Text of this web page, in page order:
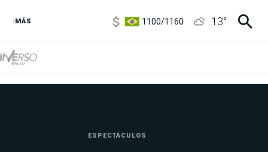
:MÁS
1100 /1160
13°
ESPECTÁCULOS